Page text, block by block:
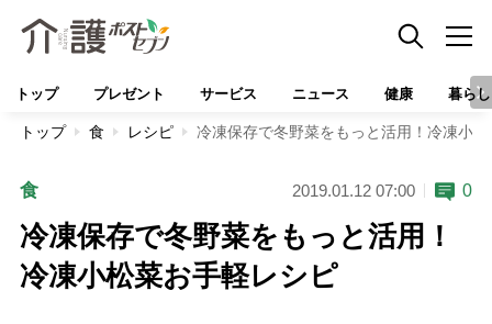
トップ プレゼント サービス ニュース 健康 暮らし
トップ 食 レシピ 冷凍保存で冬野菜をもっと活用！冷凍小
食 2019.01.12 07:00 0
冷凍保存で冬野菜をもっと活用！
冷凍小松菜お手軽レシピ